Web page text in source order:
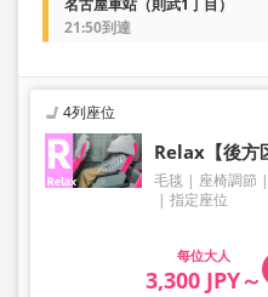
名古屋車站（則武1丁目）
21:50到達
4列座位
Relax【後方
毛毯 座椅調節
指定座位
大人
3,300 JPY～